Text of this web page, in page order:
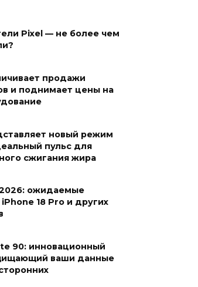
Pixel — не более чем
продажи
и поднимает цены на
новый режим
пульс для
сжигания жира
ожидаемые
18 Pro и других
90: инновационный
ваши данные